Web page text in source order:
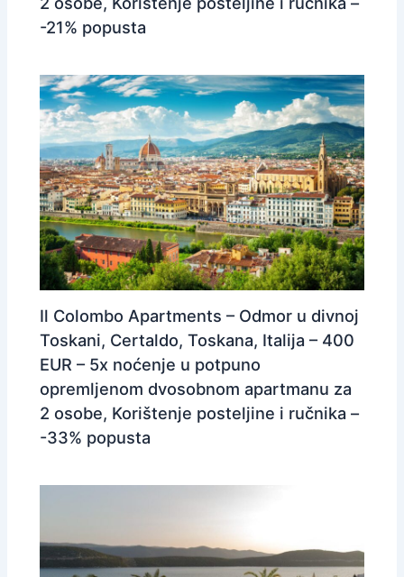
-21% popusta
Il Colombo Apartments – Odmor u divnoj
Toskani, Certaldo, Toskana, Italija – 400
EUR – 5x noćenje u potpuno
opremljenom dvosobnom apartmanu za
2 osobe, Korištenje posteljine i ručnika –
-33% popusta